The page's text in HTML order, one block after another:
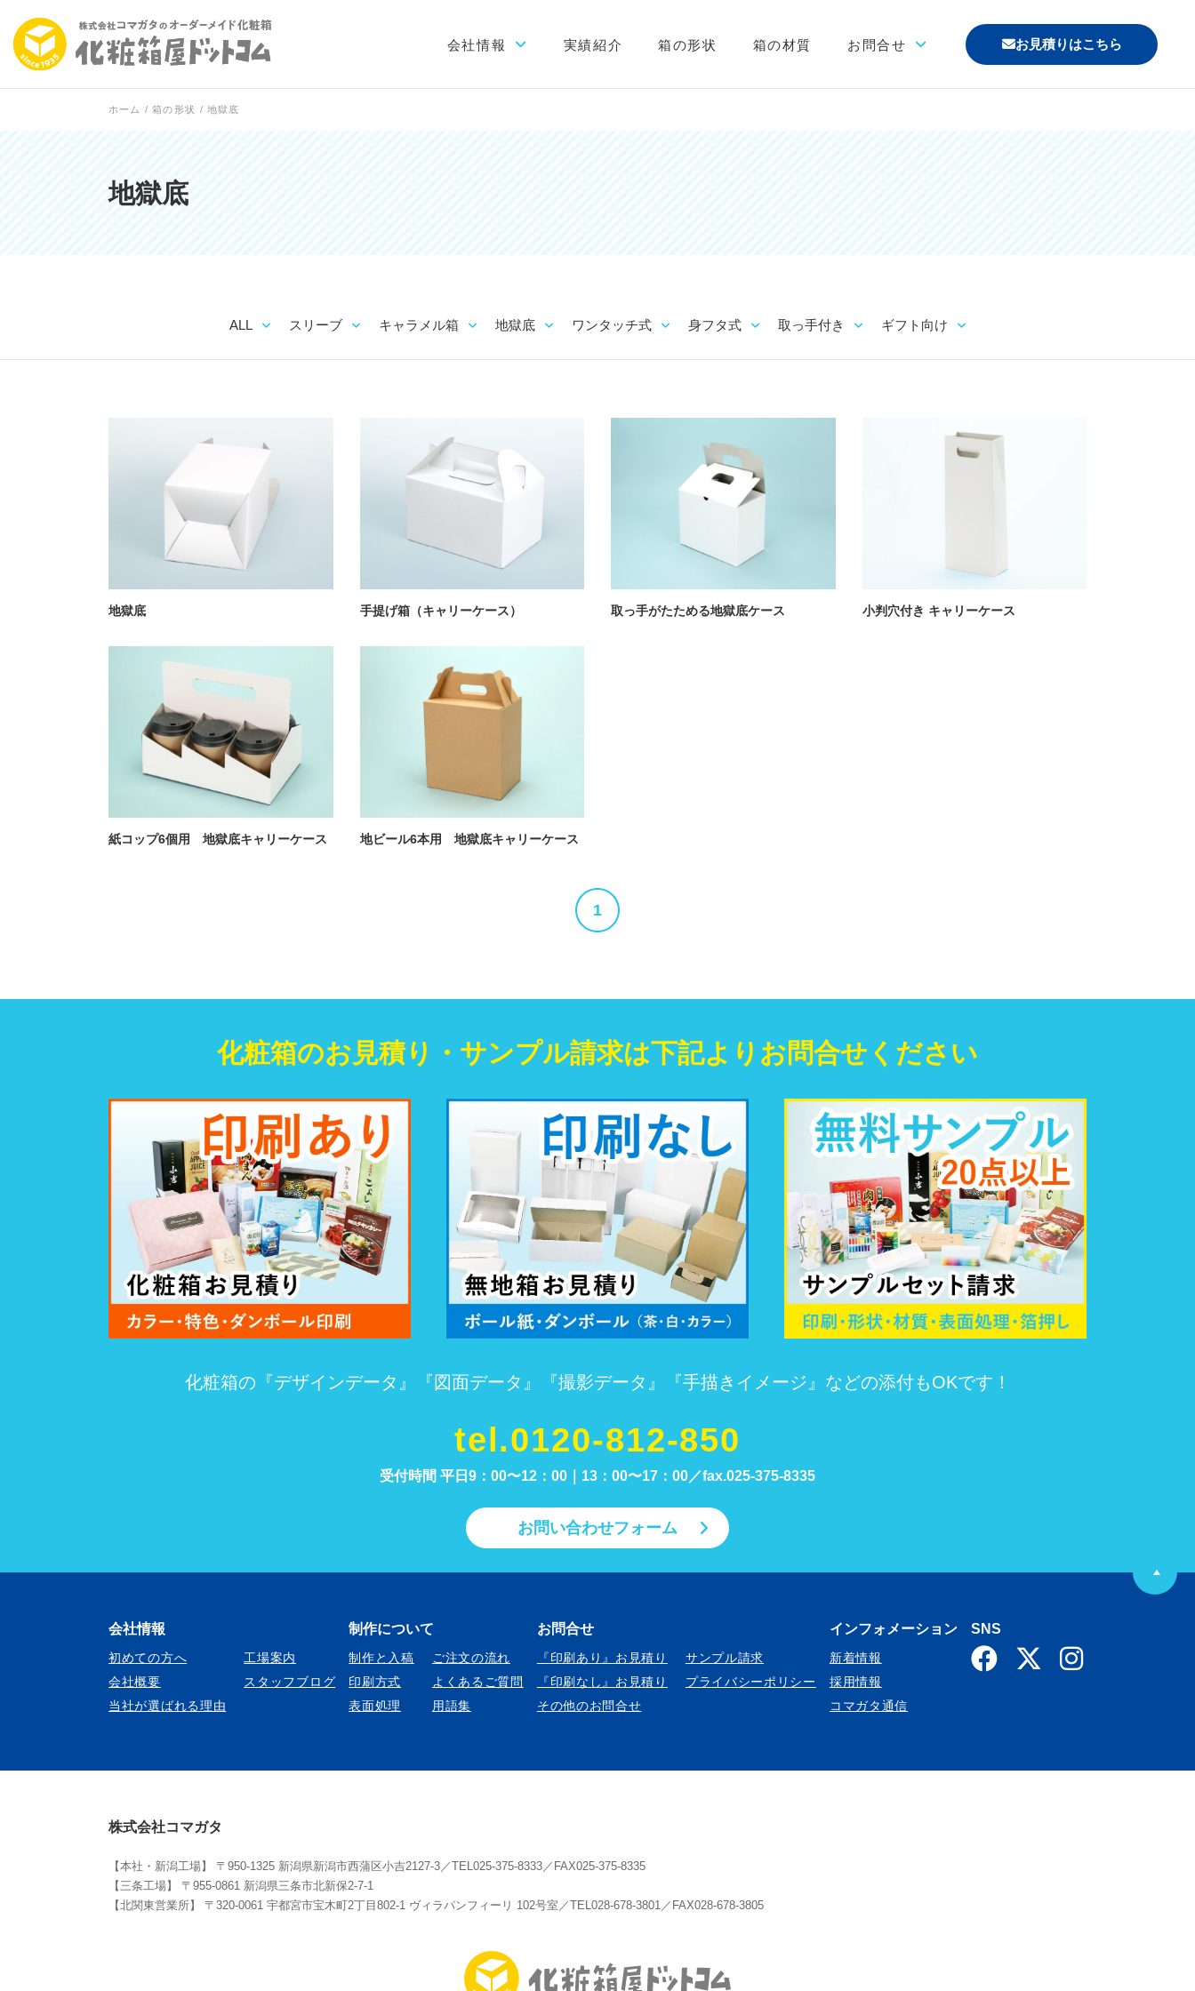
会社情報
会社概要
当社が選ばれる理由
工場案内
実績紹介 箱の形状 箱の材質 お問合せ
「印刷なし」お見積り
サンプル請求
その他のお問合せ
お見積りはこちら
ホーム / 箱の形状 / 地獄底
地獄底
ALL スリーブ キャラメル箱 地獄底 ワンタッチ式 身フタ式 取っ手付き ギフト向け
地獄底 手提げ箱（キャリーケース） 取っ手がたためる地獄底ケース 小判穴付き キャリーケース
紙コップ6個用 地獄底キャリーケース 地ビール6本用 地獄底キャリーケース
1
化粧箱のお見積り・ サンプル請求は下記よりお問合せください
化粧箱の『デザインデータ』『図面データ』『撮影データ』『手描きイメージ』などの添付もOKです！
tel.0120-812-850
受付時間 平日9：00〜12：00｜13：00〜17：00／fax.025-375-8335
お問い合わせフォーム
会社情報
初めての方へ
会社概要
当社が選ばれる理由
工場案内
スタッフブログ
制作について
制作と入稿
印刷方式
表面処理
ご注文の流れ
よくあるご質問
用語集
お問合せ
『印刷あり』お見積り
『印刷なし』お見積り
その他のお問合せ
サンプル請求
プライバシーポリシー
インフォメーション
新着情報
採用情報
コマガタ通信
SNS
株式会社コマガタ
【本社・新潟工場】 〒950-1325 新潟県新潟市西蒲区小吉2127-3／TEL025-375-8333／FAX025-375-8335
【三条工場】 〒955-0861 新潟県三条市北新保2-7-1
【北関東営業所】 〒320-0061 宇都宮市宝木町2丁目802-1 ヴィラパンフィーリ 102号室／TEL028-678-3801／FAX028-678-3805
P